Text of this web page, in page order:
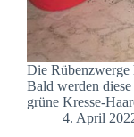
Die Rübenzwerge
Bald werden
grüne Kresse-
4. April